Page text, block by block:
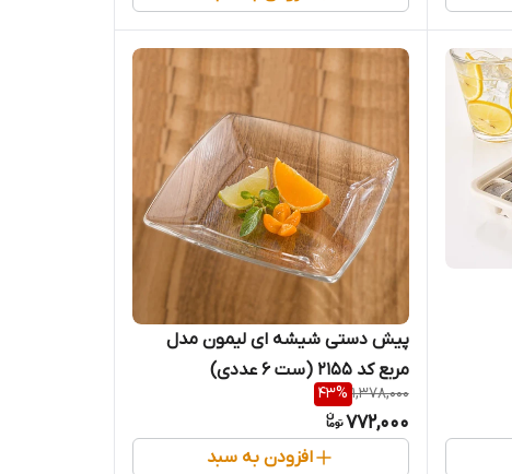
پیش دستی شیشه ای لیمون مدل
مربع کد ۲۱۵۵ (ست ۶ عددی)
1,378,000
43%
772,000
افزودن به سبد